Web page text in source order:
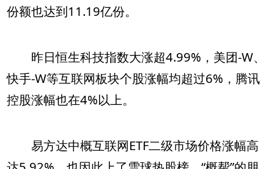
份额也达到11.19亿份。
昨日恒生科技指数大涨超4.99%，美团-W、
快手-W等互联网板块个股涨幅均超过6%，腾讯
控股涨幅也在4%以上。
易方达中概互联网ETF二级市场价格涨幅高